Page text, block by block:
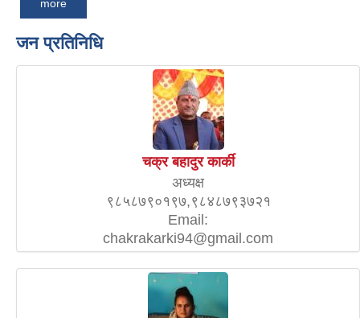
more
जन प्रतिनिधि
चक्र बहादुर कार्की
अध्यक्ष
९८५८७९०१९७,९८४८७९३७२१
Email:
chakrakarki94@gmail.com